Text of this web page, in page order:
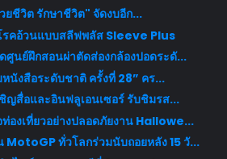
ยชีวิต รักษาชีวิต" จัดงบอีก...
รคอ้วนแบบสลีฟพลัส Sleeve Plus
ศูนย์ฝึกสอนผ่าตัดส่องกล้องปอดระดั...
นังสือระดับชาติ ครั้งที่ 28” คร...
ญสื่อและอินฟลูเอนเซอร์ รับชิมรส...
องเที่ยวอย่างปลอดภัยงาน Hallowe...
ทั่วโลกร่วมนับถอยหลัง 15 วั...